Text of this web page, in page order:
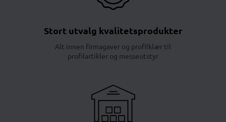
Stort utvalg kvalitetsprodukter
Alt innen firmagaver og profilklær til
profilartikler og messeutstyr